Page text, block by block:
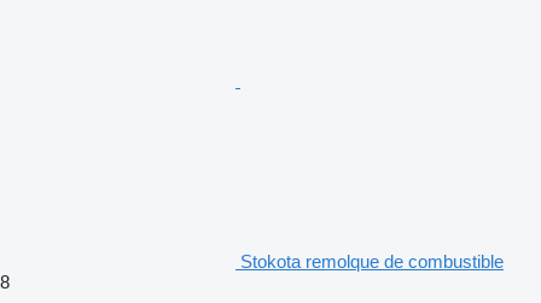
Stokota remolque de combustible
8